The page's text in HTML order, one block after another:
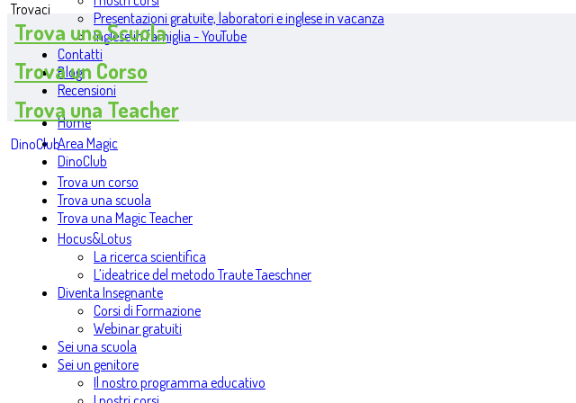
Presentazioni gratuite, laboratori e inglese in vacanza
Inglese in famiglia - YouTube
Contatti
Blog
Recensioni
Home
Area Magic
DinoClub
Trova un corso
Trova una scuola
Trova una Magic Teacher
Hocus&Lotus
La ricerca scientifica
L’ideatrice del metodo Traute Taeschner
Diventa Insegnante
Corsi di Formazione
Webinar gratuiti
Sei una scuola
Sei un genitore
Il nostro programma educativo
Trovaci
Trova una Scuola
Trova un Corso
Trova una Teacher
DinoClub